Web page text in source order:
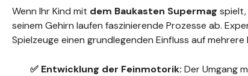
Wenn Ihr Kind mit dem Baukasten Supermag
seinem Gehirn laufen faszinierende Prozesse ab.
Spielzeuge einen grundlegenden Einfluss auf mehrere
✅ Entwicklung der Feinmotorik: Der Umgang